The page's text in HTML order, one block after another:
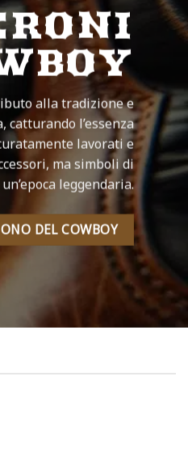
alla tradizione e
catturando l’essenza
lavorati e
ma simboli di
un’epoca leggendaria.
DEL COWBOY